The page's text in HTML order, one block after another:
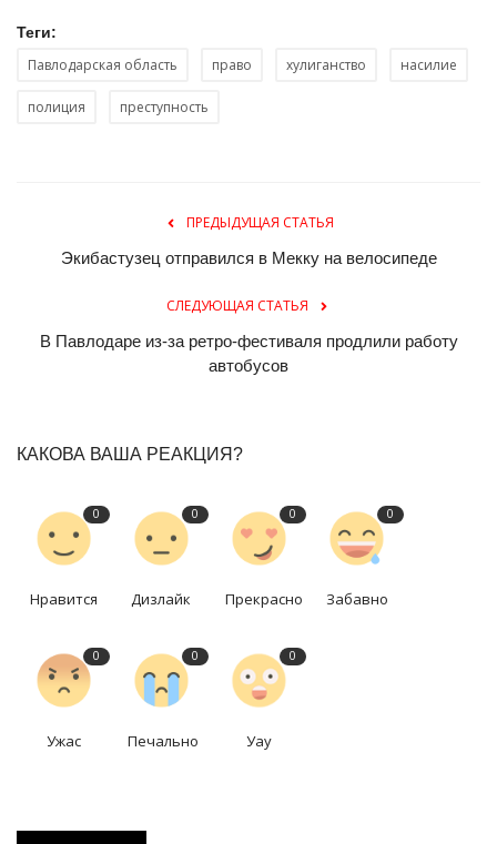
Теги:
Павлодарская область право хулиганство насилие
полиция преступность
ПРЕДЫДУЩАЯ СТАТЬЯ
Экибастузец отправился в Мекку на велосипеде
СЛЕДУЮЩАЯ СТАТЬЯ
В Павлодаре из-за ретро-фестиваля продлили работу
автобусов
КАКОВА ВАША РЕАКЦИЯ?
0
Нравится
0
Дизлайк
0
Прекрасно
0
Забавно
0
Ужас
0
Печально
0
Уау